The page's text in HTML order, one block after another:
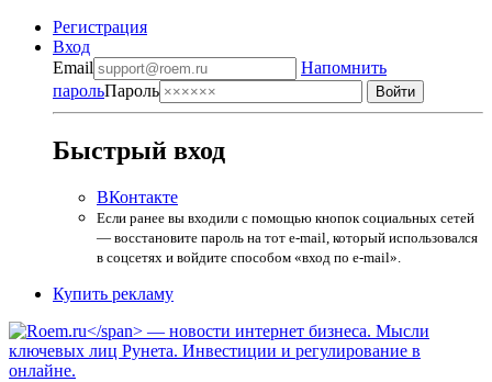
Регистрация
Вход
Email
Напомнить
парольПароль
Быстрый вход
ВКонтакте
Если ранее вы входили с помощью кнопок социальных сетей
— восстановите пароль на тот e-mail, который использовался
в соцсетях и войдите способом «вход по e-mail».
Купить рекламу